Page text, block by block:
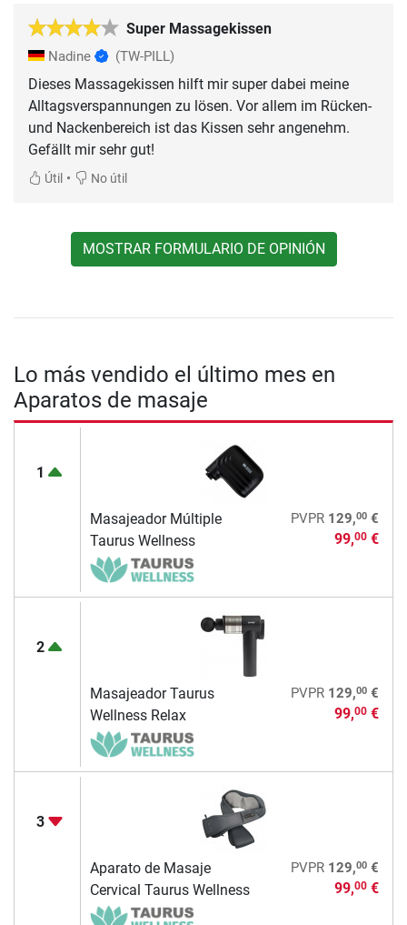
Super Massagekissen
Nadine (TW-PILL)
Dieses Massagekissen hilft mir super dabei meine
Alltagsverspannungen zu lösen. Vor allem im Rücken-
und Nackenbereich ist das Kissen sehr angenehm.
Gefällt mir sehr gut!
Útil • No útil
MOSTRAR FORMULARIO DE OPINIÓN
Lo más vendido el último mes en
Aparatos de masaje
1
Masajeador Múltiple
Taurus Wellness
PVPR 129,00€
99,00€
2
Masajeador Taurus
Wellness Relax
PVPR 129,00€
99,00€
3
Aparato de Masaje
Cervical Taurus Wellness
PVPR 129,00€
99,00€